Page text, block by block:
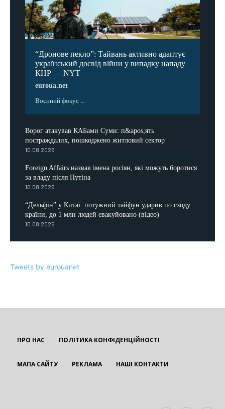
“Дронове пекло”: Тайвань активно адаптує
український досвід війни у випадку нападу
КНР — NYT
euroua.net
Воєнний фокус ...
Ворог атакував КАБами Суми: п&apos;ять
постраждалих, пошкоджено житловий сектор
10.08.2026
Foreign Affairs назвав імена росіян, які можуть боротися
за владу після Путіна
10.08.2026
“Дельфін” у Китаї: потужний тайфун ударив по сходу
країни, до 1 млн людей евакуйовано (відео)
10.08.2026
Tweets by eurouanet
ПРО НАС ПОЛІТИКА КОНФІДЕНЦІЙНОСТІ
МАПА САЙТУ РЕКЛАМА НАШІ КОНТАКТИ